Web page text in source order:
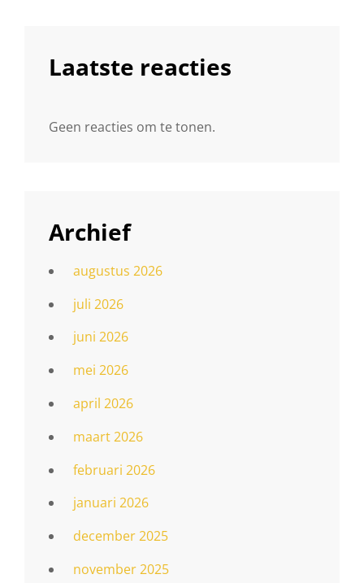
Laatste reacties
Geen reacties om te tonen.
Archief
augustus 2026
juli 2026
juni 2026
mei 2026
april 2026
maart 2026
februari 2026
januari 2026
december 2025
november 2025